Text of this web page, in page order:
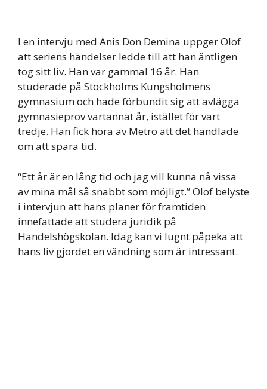
I en intervju med Anis Don Demina uppger Olof
att seriens händelser ledde till att han äntligen
tog sitt liv. Han var gammal 16 år. Han
studerade på Stockholms Kungsholmens
gymnasium och hade förbundit sig att avlägga
gymnasieprov vartannat år, istället för vart
tredje. Han fick höra av Metro att det handlade
om att spara tid.
“Ett år är en lång tid och jag vill kunna nå vissa
av mina mål så snabbt som möjligt.” Olof belyste
i intervjun att hans planer för framtiden
innefattade att studera juridik på
Handelshögskolan. Idag kan vi lugnt påpeka att
hans liv gjordet en vändning som är intressant.